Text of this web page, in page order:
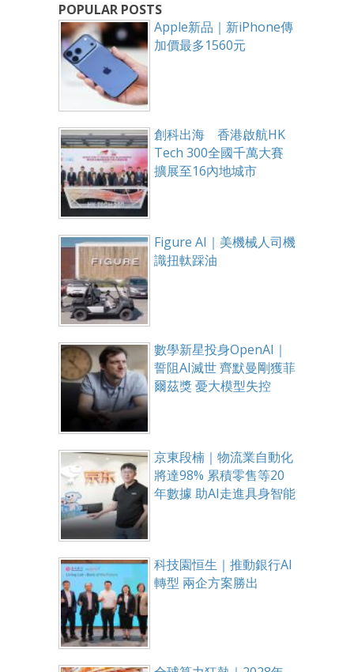
POPULAR POSTS
Apple新品｜新iPhone傳
加價最多1560元
創科出海 香港啟航HK
Tech 300全國千萬大賽
擴展至16內地城市
Figure AI｜美機械人司機
識扭軚踩油
數學新星投身OpenAI｜
誓阻AI滅世 齊默曼剛獲菲
爾茲獎 憂大模型失控
京東段楠｜物流業自動化
將達98% 累積零售等20
年數據 助AI走進具身智能
科技園恒生｜推動銀行AI
轉型 兩企方案勝出